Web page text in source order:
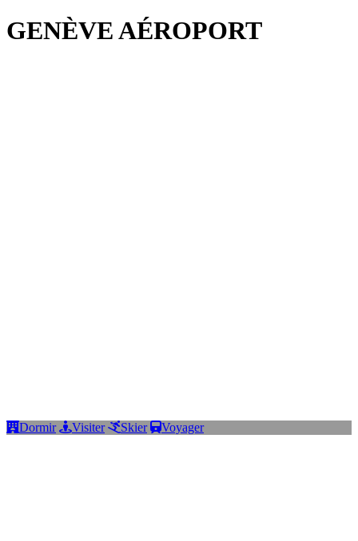
GENÈVE AÉROPORT
Dormir Visiter Skier Voyager